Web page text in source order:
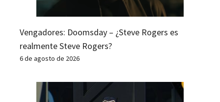
Vengadores: Doomsday – ¿Steve Rogers es
realmente Steve Rogers?
6 de agosto de 2026